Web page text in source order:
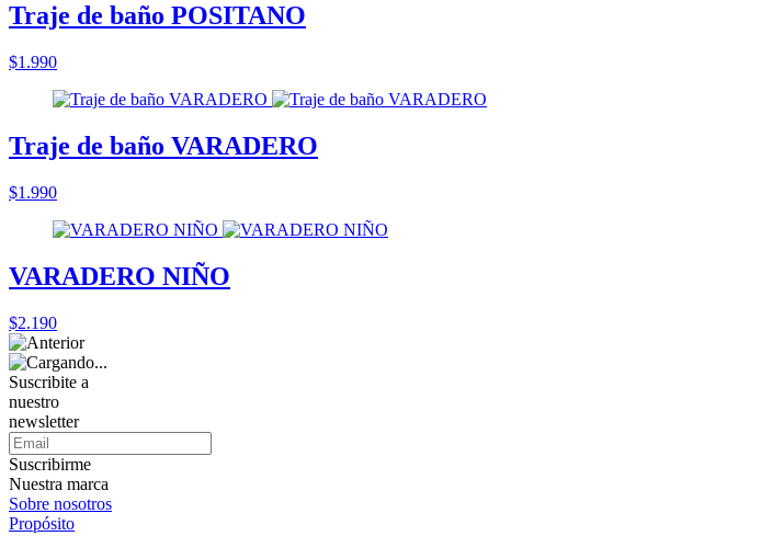
Traje de baño POSITANO
$1.990
Traje de baño VARADERO
$1.990
VARADERO NIÑO
$2.190
Suscribite a
nuestro
newsletter
Suscribirme
Nuestra marca
Sobre nosotros
Propósito